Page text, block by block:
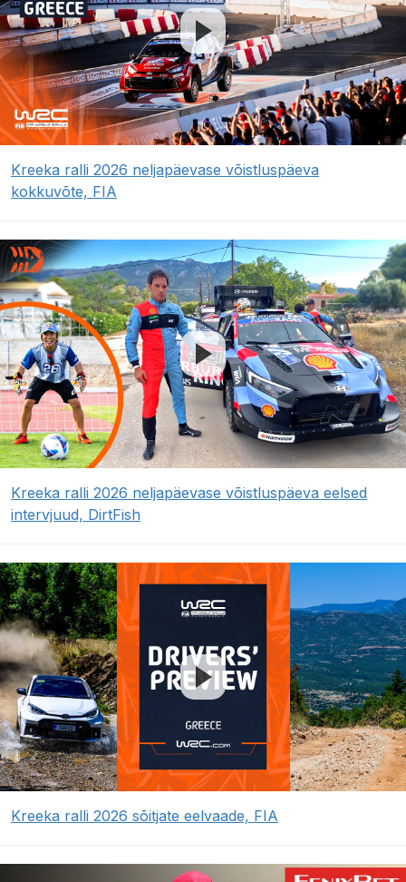
Kreeka ralli 2026 neljapäevase võistluspäeva
kokkuvõte, FIA
Kreeka ralli 2026 neljapäevase võistluspäeva eelsed
intervjuud, DirtFish
Kreeka ralli 2026 sõitjate eelvaade, FIA